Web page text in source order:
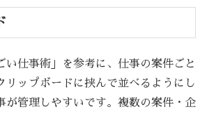
い仕事術」を参考に、仕事の案件ごと
リップボードに挟んで並べるようにし
が管理しやすいです。複数の案件・企